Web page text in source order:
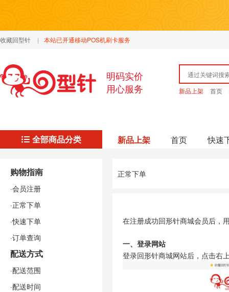
收藏回型针 | 本站已开通移动POS机刷卡服务
明码实价
用心服务
新品上架 首页
全部商品分类 新品上架 首页 快速
购物指南
·会员注册
·正常下单
·快速下单
·订单查询
配送方式
·配送范围
·配送时间
正常下单
在注册成功回形针商城会员后，
一、登录网站
登录回形针商城网站后，点击右